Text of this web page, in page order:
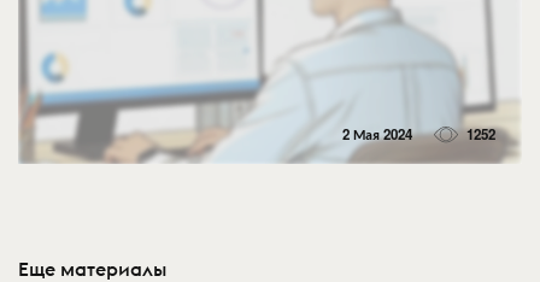
2 Мая 2024 1252
Еще материалы